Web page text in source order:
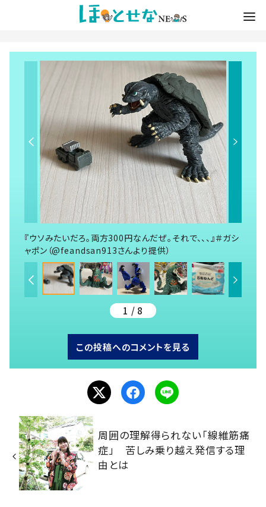
『ウソみたいだろ。両方300円なんだぜ。それで、、、』＃ガシ
ャポン（@feandsan913さんより提供）
1 / 8
この投稿へのコメントを見る
周囲の理解得られない「線維筋痛
症」 苦しみ乗り越え発信する理
由とは